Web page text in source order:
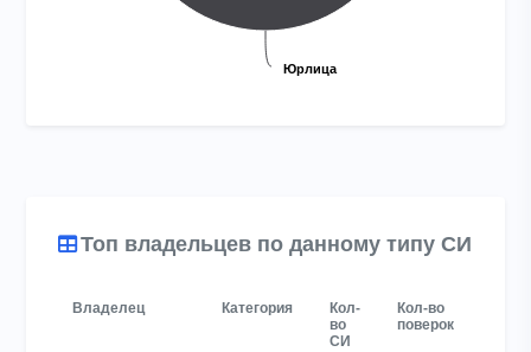
Юрлица
Юрлица
Топ владельцев по данному типу СИ
Владелец Категория
Кол-
во
СИ
Кол-во
поверок